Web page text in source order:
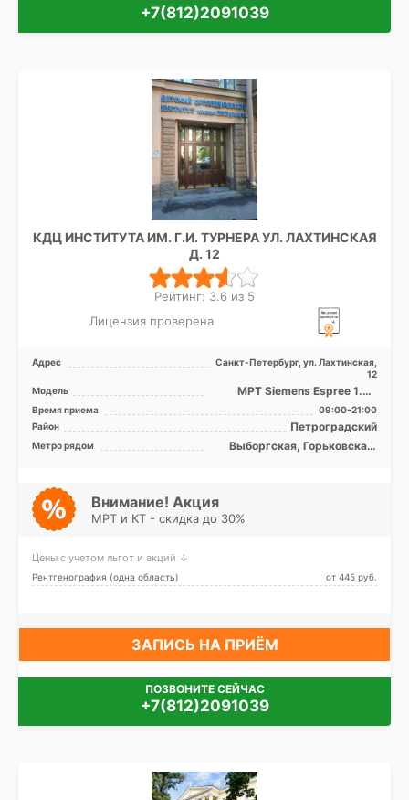
+7(812)2091039
КДЦ ИНСТИТУТА ИМ. Г.И. ТУРНЕРА УЛ. ЛАХТИНСКАЯ
Д. 12
Рейтинг: 3.6 из 5
Лицензия проверена
Адрес
Санкт-Петербург, ул. Лахтинская,
12
Модель
МРТ Siemens Espree 1.5Т
закрытый тип, КТ Siemens
Siemens Definition 40 ...
Время приема
09:00-21:00
Район
Петроградский
Метро рядом
Выборгская, Горьковская,
Внимание! Акция
МРТ и КТ - скидка до 30%
Цены с учетом льгот и акций ↓
Рентгенография (одна область) от 445 pуб.
ЗАПИСЬ НА ПРИЁМ
ПОЗВОНИТЕ СЕЙЧАС
+7(812)2091039